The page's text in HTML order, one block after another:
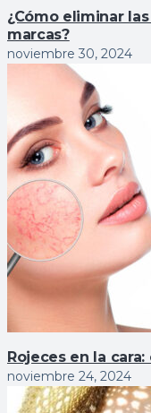
¿Cómo eliminar
marcas?
noviembre 30, 2024
Rojeces en la
noviembre 24, 2024